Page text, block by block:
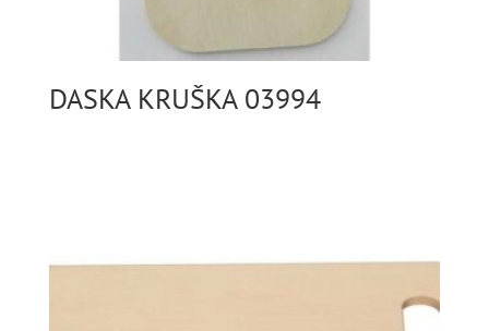
DASKA KRUŠKA 03994